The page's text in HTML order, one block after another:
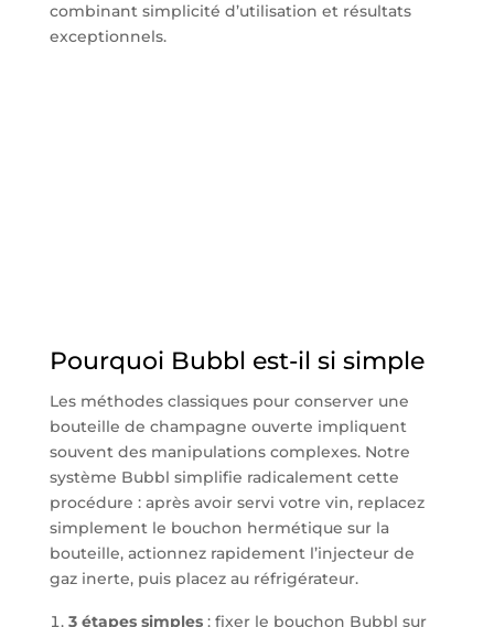
combinant simplicité d’utilisation et résultats
exceptionnels.
Pourquoi Bubbl est-il si simple
Les méthodes classiques pour conserver une
bouteille de champagne ouverte impliquent
souvent des manipulations complexes. Notre
système Bubbl simplifie radicalement cette
procédure : après avoir servi votre vin, replacez
simplement le bouchon hermétique sur la
bouteille, actionnez rapidement l’injecteur de
gaz inerte, puis placez au réfrigérateur.
3 étapes simples: fixer le bouchon Bubbl sur